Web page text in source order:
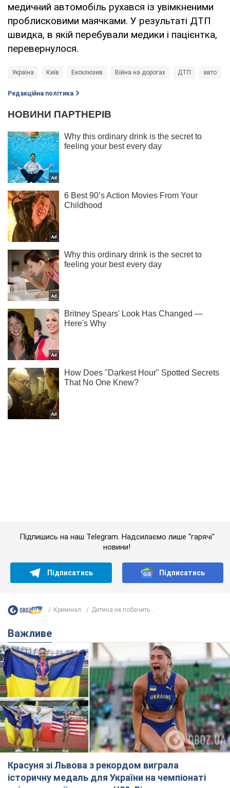
медичний автомобіль рухався із увімкненими
проблисковими маячками. У результаті ДТП
швидка, в якій перебували медики і пацієнтка,
перевернулося.
Україна Київ Ексклюзив Війна на дорогах ДТП авто
Редакційна політика
Важливе
Красуня зі Львова з рекордом виграла
історичну медаль для України на чемпіонаті
світу з легкої атлетики U20. Відео
Наша співвітчизниця блискуче виступила в Орегоні
9.08.2026 09:32 67,5 т.
Брітні Спірс зізналася в уколах краси
і показала наслідки невдалої
косметології: ходила так майже